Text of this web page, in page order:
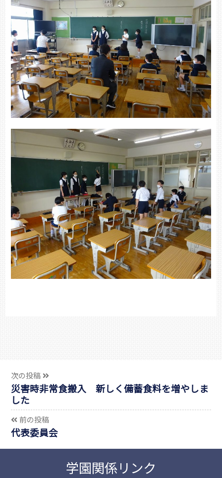
次の投稿
災害時非常食搬入 新しく備蓄食料を増やしま
した
前の投稿
代表委員会
学園関係リンク